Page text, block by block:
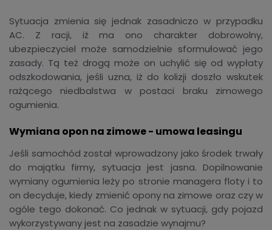
Sytuacja zmienia się jednak zasadniczo w przypadku
AC. Z racji, iż ma ono charakter dobrowolny,
ubezpieczyciel może samodzielnie sformułować jego
zasady. Tą też drogą może on uchylić się od wypłaty
odszkodowania, jeśli uzna, iż do kolizji doszło wskutek
rażącego niedbalstwa w postaci braku zimowego
ogumienia.
Wymiana opon na zimowe - umowa leasingu
Jeśli samochód został wprowadzony jako środek trwały
do majątku firmy, sytuacja jest jasna. Dopilnowanie
wymiany ogumienia leży po stronie managera floty i to
on decyduje, kiedy zmienić opony na zimowe oraz czy w
ogóle tego dokonać. Co jednak w sytuacji, gdy pojazd
wykorzystywany jest na zasadzie wynajmu?